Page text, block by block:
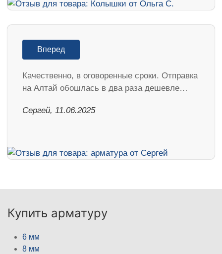
Вперед
Качественно, в оговоренные сроки. Отправка
на Алтай обошлась в два раза дешевле…
Сергей, 11.06.2025
Купить арматуру
6 мм
8 мм